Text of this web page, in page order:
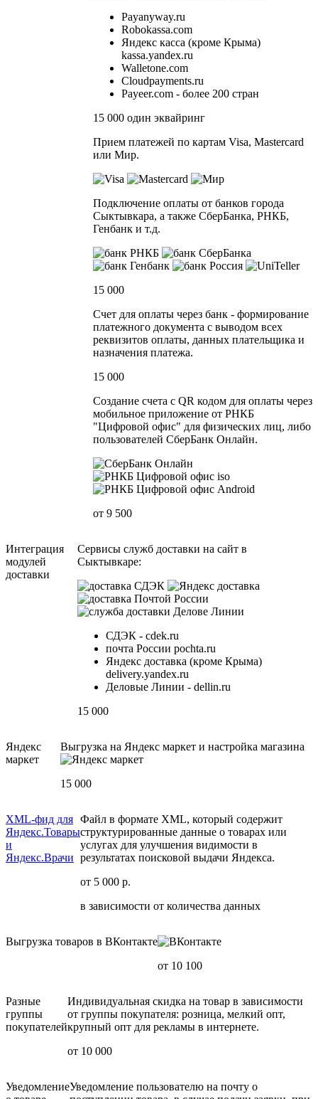
Payanyway.ru
Robokassa.com
Яндекс касса (кроме Крыма)
kassa.yandex.ru
Walletone.com
Cloudpayments.ru
Payeer.com - более 200 стран
15 000 один эквайринг
Прием платежей по картам Visa, Mastercard
или Мир.
Подключение оплаты от банков города
Сыктывкара, а также СберБанка, РНКБ,
Генбанк и т.д.
15 000
Счет для оплаты через банк - формирование
платежного документа с выводом всех
реквизитов оплаты, данных плательщика и
назначения платежа.
15 000
Создание счета с QR кодом для оплаты через
мобильное приложение от РНКБ
"Цифровой офис" для физических лиц, либо
пользователей СберБанк Онлайн.
от 9 500
Интеграция
модулей
доставки
Сервисы служб доставки на сайт в
Сыктывкаре:
СДЭК - cdek.ru
почта России pochta.ru
Яндекс доставка (кроме Крыма)
delivery.yandex.ru
Деловые Линии - dellin.ru
15 000
Яндекс
маркет
Выгрузка на Яндекс маркет и настройка магазина
15 000
XML-фид для
Яндекс.Товары
и
Яндекс.Врачи
Файл в формате XML, который содержит
структурированные данные о товарах или
услугах для улучшения видимости в
результатах поисковой выдачи Яндекса.
от 5 000 р.
в зависимости от количества данных
Выгрузка товаров в ВКонтакте
от 10 100
Разные
группы
покупателей
Индивидуальная скидка на товар в зависимости
от группы покупателя: розница, мелкий опт,
крупный опт для рекламы в интернете.
от 10 000
УведомлениеУведомление пользователю на почту о